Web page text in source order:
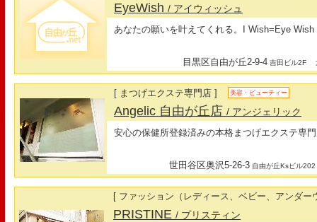
EyeWish/ アイウィッシュ
あなたの願いを叶えてくれる。I Wish=Eye
目黒区自由が丘2-9-4 吉田ビル2F
[ まつげエクステ専門店 ] 美容・ビューティー
Angelic 自由が丘店/ アンジェリック
安心の保健所登録済みの本格まつげエクステ専
世田谷区奥沢5-26-3 自由が丘Ksビル202
[ ファッション（レディース、ベビー、アンダー
PRISTINE/ プリスティン